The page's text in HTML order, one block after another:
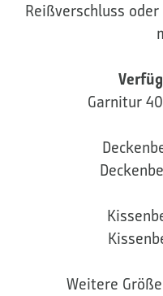
Reißverschluss
Garnitur
Weitere